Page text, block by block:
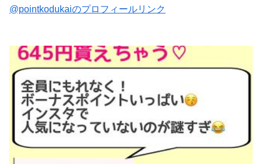
@pointkodukaiのプロフィールリンク